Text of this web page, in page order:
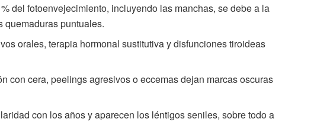
del fotoenvejecimiento, incluyendo las manchas, se debe a la
quemaduras puntuales.
orales, terapia hormonal sustitutiva y disfunciones tiroideas
con cera, peelings agresivos o eccemas dejan marcas oscuras
con los años y aparecen los léntigos seniles, sobre todo a